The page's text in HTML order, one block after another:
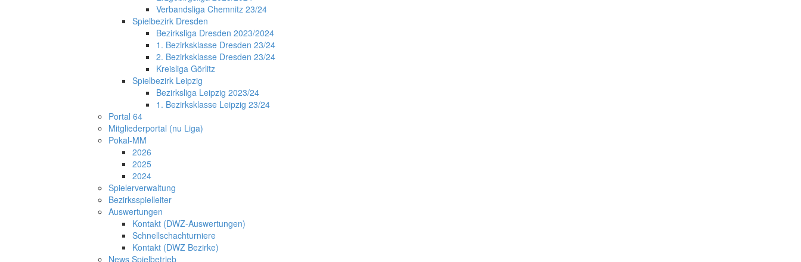
Verbandsliga Chemnitz 23/24
Spielbezirk Dresden
Bezirksliga Dresden 2023/2024
1. Bezirksklasse Dresden 23/24
2. Bezirksklasse Dresden 23/24
Kreisliga Görlitz
Spielbezirk Leipzig
Bezirksliga Leipzig 2023/24
1. Bezirksklasse Leipzig 23/24
Portal 64
Mitgliederportal (nu Liga)
Pokal-MM
2026
2025
2024
Spielerverwaltung
Bezirksspielleiter
Auswertungen
Kontakt (DWZ-Auswertungen)
Schnellschachturniere
Kontakt (DWZ Bezirke)
News Spielbetrieb